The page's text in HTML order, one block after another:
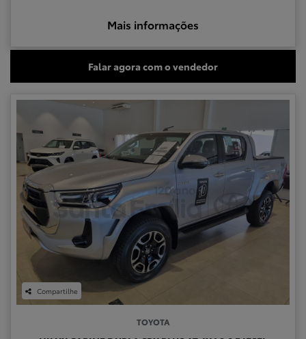
Mais informações
Falar agora com o vendedor
Compartilhe
TOYOTA